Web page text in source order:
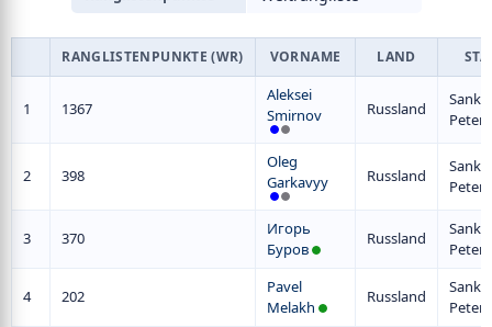
RANGLISTENPUNKTE (WR) VORNAME LAND
1 1367
Aleksei
Smirnov
Russland
Sankt
2 398
Oleg
Garkavyy
Russland
Sankt
3 370
Игорь
Буров
Russland
Sankt
4 202
Pavel
Melakh
Russland
Sankt